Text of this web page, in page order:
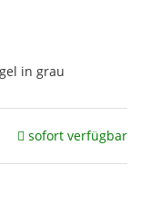
in grau
sofort verfügbar